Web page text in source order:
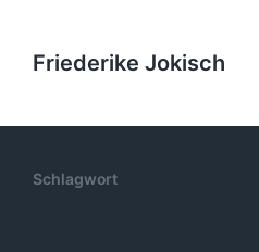
Friederike Jokisch
Schlagwort